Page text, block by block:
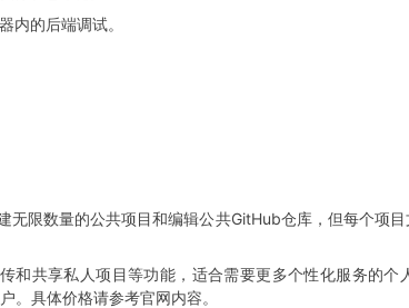
内的后端调试。
无限数量的公共项目和编辑公共GitHub仓库，但每个项
和共享私人项目等功能，适合需要更多个性化服务的个
。具体价格请参考官网内容。